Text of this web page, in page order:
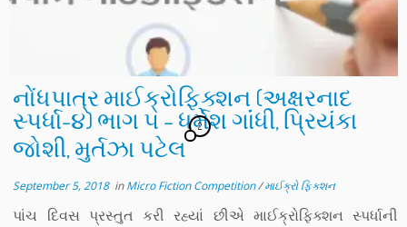
નોંધપાત્ર માઈક્રોફિક્શન (અક્ષરનાદ
સ્પર્ધા-૪) ભાગ ૫ – ધર્મેશ ગાંંધી, પ્રિયંકા
જોશી, મુર્તઝા પટેલ
2
September 5, 2018inMicro Fiction Competition/માઈક્રો ફિક્શન
પાંચ દિવસ પ્રસ્તુત કરી રહ્યાં છીએ માઈક્રોફિક્શન સ્પર્ધાની